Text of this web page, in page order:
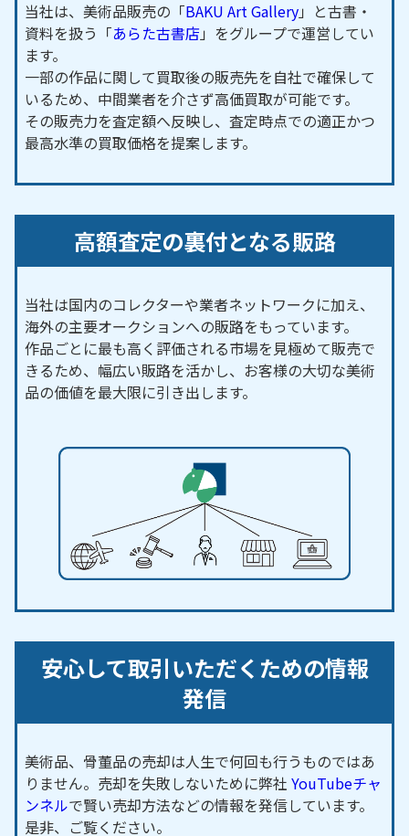
尼崎市 ・宝塚市・神戸市など、周辺地域からのご依
頼にも対応しております。
当社は、美術品販売の「BAKU Art Gallery」と古書・
資料を扱う「あらた古書店」をグループで運営してい
ます。
一部の作品に関して買取後の販売先を自社で確保して
いるため、中間業者を介さず高価買取が可能です。
その販売力を査定額へ反映し、査定時点での適正かつ
最高水準の買取価格を提案します。
高額査定の裏付となる販路
当社は国内のコレクターや業者ネットワークに加え、
海外の主要オークションへの販路をもっています。
作品ごとに最も高く評価される市場を見極めて販売で
きるため、幅広い販路を活かし、お客様の大切な美術
品の価値を最大限に引き出します。
安心して取引いただくための情報
発信
美術品、骨董品の売却は人生で何回も行うものではあ
りません。売却を失敗しないために弊社 YouTubeチャ
ンネルで賢い売却方法などの情報を発信しています。
是非、ご覧ください。